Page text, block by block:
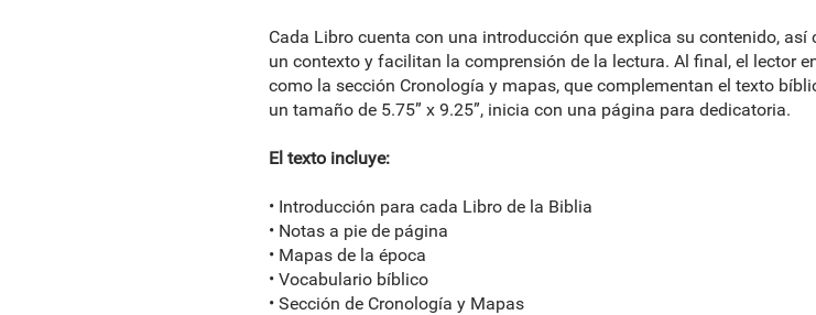
Cada Libro cuenta con una introducción que explica su contenido,
un contexto y facilitan la comprensión de la lectura. Al final, el lector
como la sección Cronología y mapas, que complementan el texto
un tamaño de 5.75” x 9.25”, inicia con una página para dedicatoria.
El texto incluye:
• Introducción para cada Libro de la Biblia
• Notas a pie de página
• Mapas de la época
• Vocabulario bíblico
• Sección de Cronología y Mapas